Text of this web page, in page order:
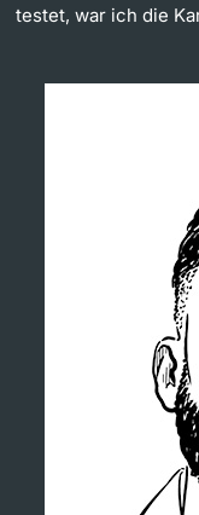
testet, war ich die